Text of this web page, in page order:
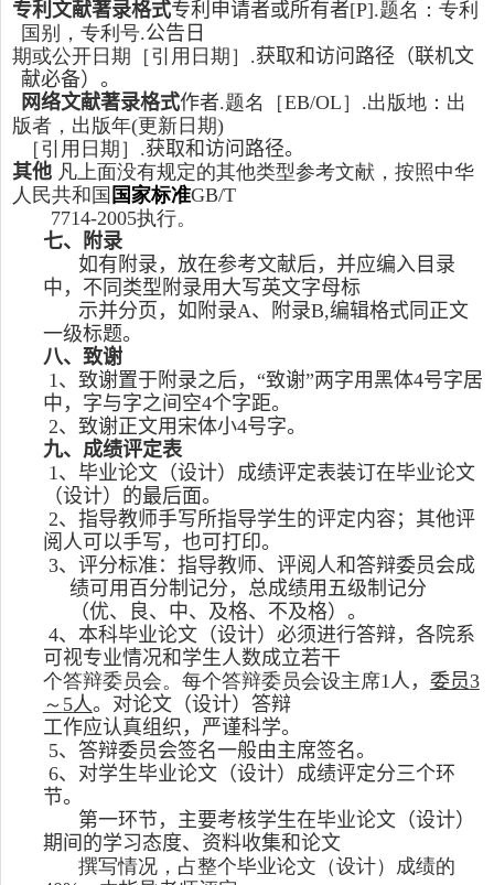
专利文献著录格式专利申请者或所有者[P].题名：专利
国别，专利号.公告日
期或公开日期［引用日期］ .获取和访问路径（联机文
献必备） 。
网络文献著录格式作者.题名［EB/OL］ .出版地：出
版者，出版年(更新日期)
［引用日期］ .获取和访问路径。
其他 凡上面没有规定的其他类型参考文献，按照中华
人民共和国 国家标准GB/T
7714-2005执行。
七、附录
如有附录，放在参考文献后，并应编入目录
中，不同类型附录用大写英文字母标
示并分页，如 附录A、 附录B,编辑格式同正文
一级标题。
八、致谢
1、致谢置于附录之后，“致谢”两字用黑体4号字居
中，字与字之间空4个字距。
2、致谢正文用宋体小4号字。
九、成绩评定表
1、毕业论文（设计）成绩评定表装订在毕业论文
（设计）的最后面。
2、指导教师手写所指导学生的评定内容；其他评
阅人可以手写，也可打印。
3、评分标准：指导教师、评阅人和答辩委员会成
绩可用百分制记分，总成绩用五级制记分
（优、良、中、及格、不及格）。
4、 本科毕业论文（设计）必须进行答辩，各院系
可视专业情况和学生人数成立若干
个答辩委员会。每个答辩委员会设主席1人， 委员3
～ 5人。对论文（设计）答辩
工作应认真组织，严谨科学。
5、答辩委员会签名一般由主席签名。
6、 对学生毕业论文（设计）成绩评定分三个环
节。
第一环节，主要考核学生在毕业论文（设计）
期间的学习态度、资料收集和论文
撰写情况，占整个毕业论文（设计）成绩的